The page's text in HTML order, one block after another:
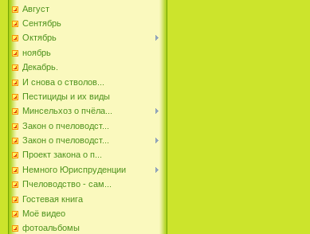
Август
Сентябрь
Октябрь
ноябрь
Декабрь.
И снова о стволов...
Пестициды и их виды
Минсельхоз о пчёла...
Закон о пчеловодст...
Закон о пчеловодст...
Проект закона о п...
Немного Юриспруденции
Пчеловодство - сам...
Гостевая книга
Моё видео
фотоальбомы